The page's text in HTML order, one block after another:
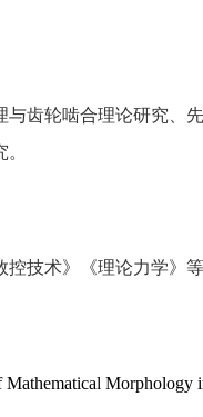
与齿轮啮合理论研究、
控技术》《理论力学》等
Mathematical